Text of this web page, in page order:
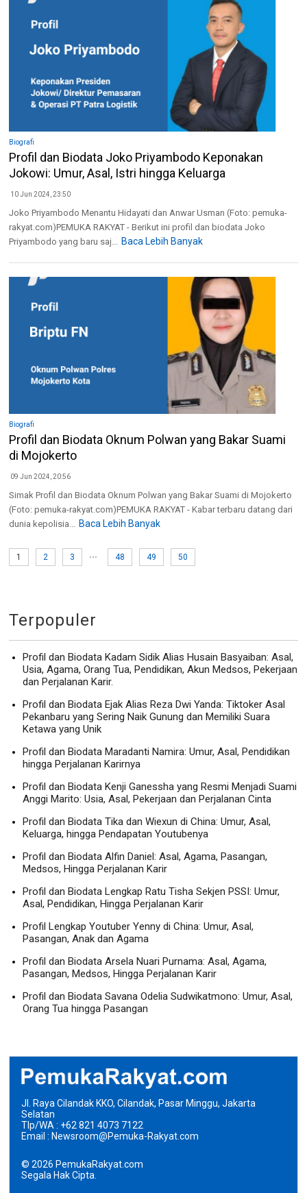
Biografi
Profil dan Biodata Joko Priyambodo Keponakan
Jokowi: Umur, Asal, Istri hingga Keluarga
10 Jun 2024, 23:50
Joko Priyambodo Menantu Hidayati dan Anwar Usman (Foto: pemuka-
rakyat.com)PEMUKA RAKYAT - Berikut ini profil dan biodata Joko
Priyambodo yang baru saj... Baca Lebih Banyak
Biografi
Profil dan Biodata Oknum Polwan yang Bakar Suami
di Mojokerto
09 Jun 2024, 20:56
Simak Profil dan Biodata Oknum Polwan yang Bakar Suami di Mojokerto
(Foto: pemuka-rakyat.com)PEMUKA RAKYAT - Kabar terbaru datang dari
dunia kepolisia... Baca Lebih Banyak
1 2 3 ... 48 49 50
Terpopuler
Profil dan Biodata Kadam Sidik Alias Husain Basyaiban: Asal,
Usia, Agama, Orang Tua, Pendidikan, Akun Medsos, Pekerjaan
dan Perjalanan Karir.
Profil dan Biodata Ejak Alias Reza Dwi Yanda: Tiktoker Asal
Pekanbaru yang Sering Naik Gunung dan Memiliki Suara
Ketawa yang Unik
Profil dan Biodata Maradanti Namira: Umur, Asal, Pendidikan
hingga Perjalanan Karirnya
Profil dan Biodata Kenji Ganessha yang Resmi Menjadi Suami
Anggi Marito: Usia, Asal, Pekerjaan dan Perjalanan Cinta
Profil dan Biodata Tika dan Wiexun di China: Umur, Asal,
Keluarga, hingga Pendapatan Youtubenya
Profil dan Biodata Alfin Daniel: Asal, Agama, Pasangan,
Medsos, Hingga Perjalanan Karir
Profil dan Biodata Lengkap Ratu Tisha Sekjen PSSI: Umur,
Asal, Pendidikan, Hingga Perjalanan Karir
Profil Lengkap Youtuber Yenny di China: Umur, Asal,
Pasangan, Anak dan Agama
Profil dan Biodata Arsela Nuari Purnama: Asal, Agama,
Pasangan, Medsos, Hingga Perjalanan Karir
Profil dan Biodata Savana Odelia Sudwikatmono: Umur, Asal,
Orang Tua hingga Pasangan
Jl. Raya Cilandak KKO, Cilandak, Pasar Minggu, Jakarta
Selatan
Tlp/WA : +62 821 4073 7122
Email : Newsroom@Pemuka-Rakyat.com
©2026 PemukaRakyat.com
Segala Hak Cipta.